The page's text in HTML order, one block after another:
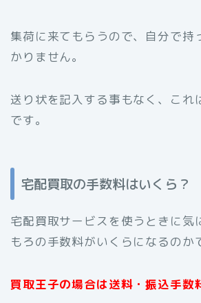
集荷に来てもらうので、自分で持
かりません。
送り状を記入する事もなく、これ
です。
宅配買取の手数料はいくら？
宅配買取サービスを使うときに気
もろの手数料がいくらになるのか
買取王子の場合は送料・振込手数